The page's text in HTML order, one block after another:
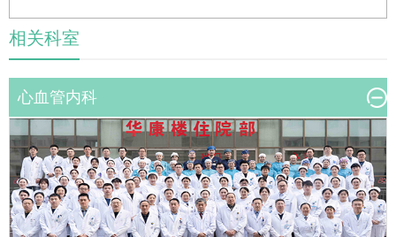
相关科室
心血管内科